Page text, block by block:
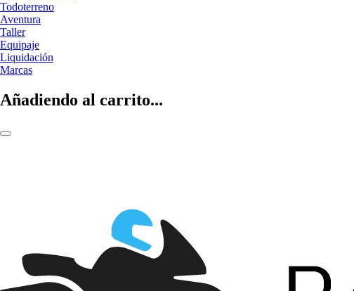
Todoterreno
Aventura
Taller
Equipaje
Liquidación
Marcas
Añadiendo al carrito...